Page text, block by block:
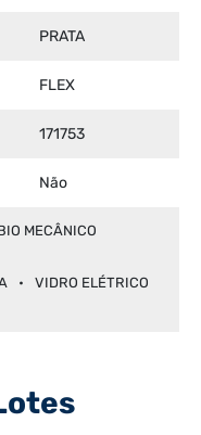
PRATA
FLEX
171753
Não
MECÂNICO
VIDRO ELÉTRICO